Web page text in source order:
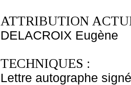
ATTRIBUTION
DELACROIX Eugène
TECHNIQUES :
Lettre autographe